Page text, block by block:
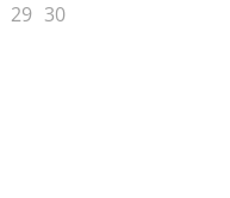
29 30